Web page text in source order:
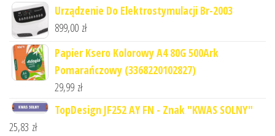
Urządzenie Do Elektrostymulacji Br-2003
899,00 zł
Papier Ksero Kolorowy A4 80G 500Ark
Pomarańczowy (3368220102827)
29,99 zł
TopDesign JF252 AY FN - Znak "KWAS SOLNY"
25,83 zł